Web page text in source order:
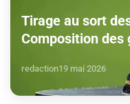
Tirage au sort
Composition des
redaction19 mai 2026